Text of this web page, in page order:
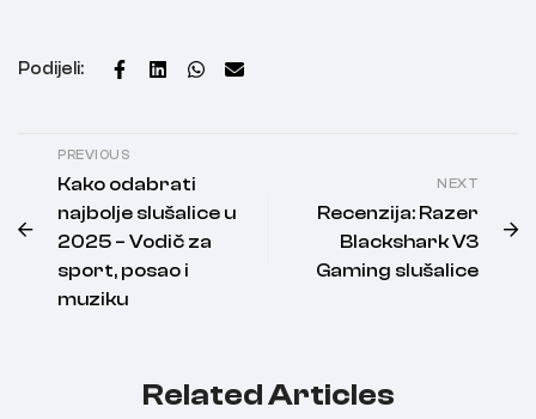
Podijeli:
PREVIOUS
Kako odabrati
najbolje slušalice u
2025 – Vodič za
sport, posao i
muziku
NEXT
Recenzija: Razer
Blackshark V3
Gaming slušalice
Related Articles